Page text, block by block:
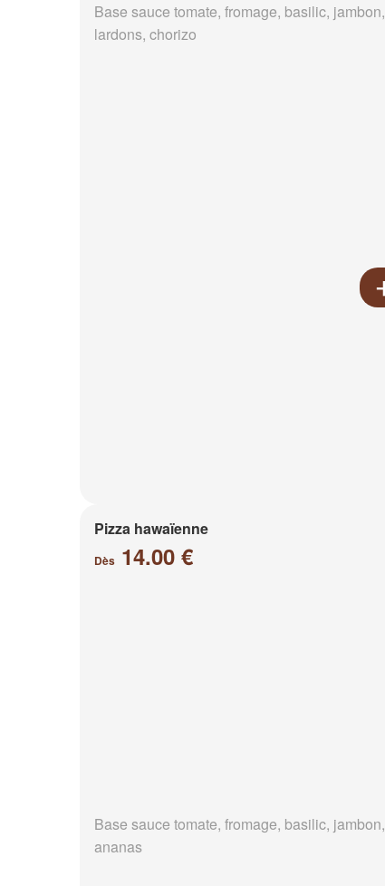
Base sauce tomate, fromage, basilic, jambon,
lardons, chorizo
Pizza hawaïenne
Dès 14.00 €
Base sauce tomate, fromage, basilic, jambon,
ananas